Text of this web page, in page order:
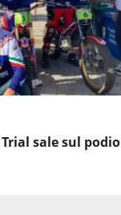
sale sul podio